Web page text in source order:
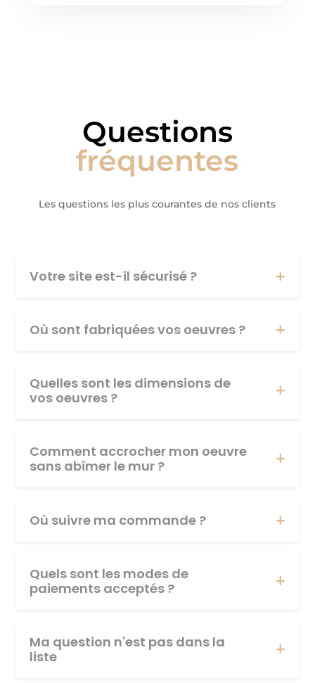
Questions
fréquentes
Les questions les plus courantes de nos clients
Votre site est-il sécurisé ?
Où sont fabriquées vos oeuvres ?
Quelles sont les dimensions de
vos oeuvres ?
Comment accrocher mon oeuvre
sans abîmer le mur ?
Où suivre ma commande ?
Quels sont les modes de
paiements acceptés ?
Ma question n'est pas dans la
liste